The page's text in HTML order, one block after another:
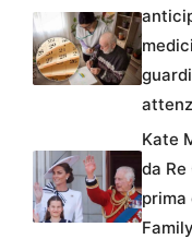
Kate
da
prima
Family